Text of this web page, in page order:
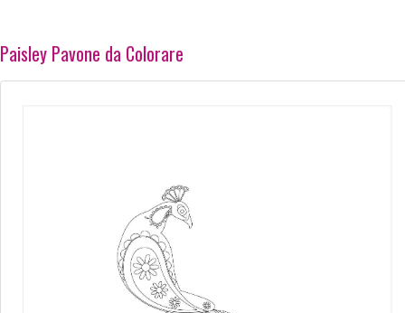
Paisley Pavone da Colorare